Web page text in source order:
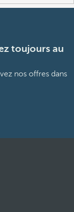
toujours au
nos offres dans